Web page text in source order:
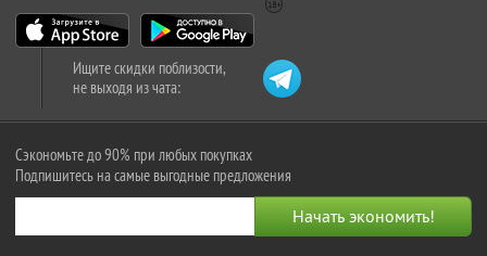
Ищите скидки поблизости,
не выходя из чата:
Сэкономьте до 90% при любых покупках
Подпишитесь на самые выгодные предложения